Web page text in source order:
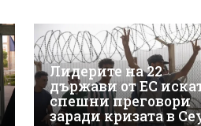
Лидерите на 22
държави от ЕС
спешни преговори
заради кризата в